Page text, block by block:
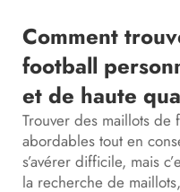
Comment
football
et de haute
Trouver des maillots de
abordables tout en
s’avérer difficile, mais
la recherche de